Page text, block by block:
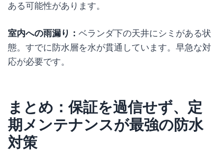
ある可能性があります。
室内への雨漏り： ベランダ下の天井にシミがある状
態。すでに防水層を水が貫通しています。早急な対
応が必要です。
まとめ：保証を過信せず、定
期メンテナンスが最強の防水
対策